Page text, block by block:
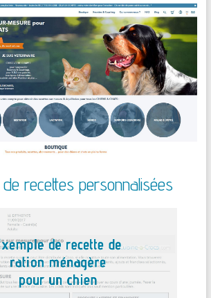
recettes personnalisées